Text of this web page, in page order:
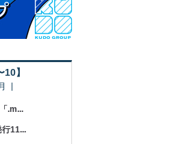
】
.m...
11...